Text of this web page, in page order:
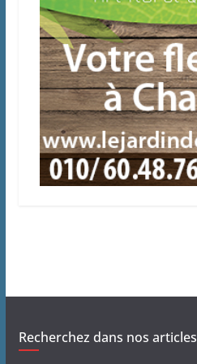
Recherchez dans nos articles